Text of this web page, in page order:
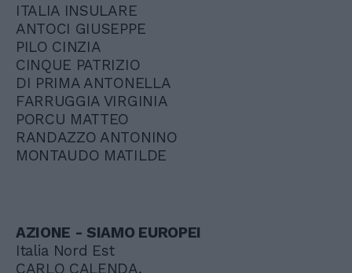
ITALIA INSULARE
ANTOCI GIUSEPPE
PILO CINZIA
CINQUE PATRIZIO
DI PRIMA ANTONELLA
FARRUGGIA VIRGINIA
PORCU MATTEO
RANDAZZO ANTONINO
MONTAUDO MATILDE
AZIONE - SIAMO EUROPEI
Italia Nord Est
CARLO CALENDA,